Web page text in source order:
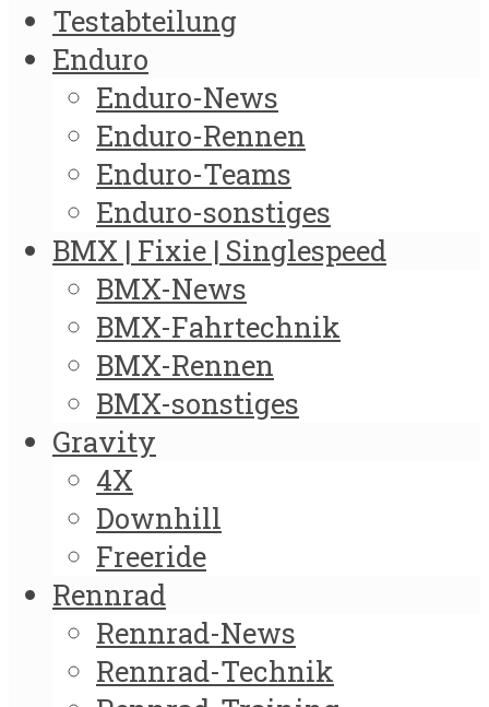
Testabteilung
Enduro
Enduro-News
Enduro-Rennen
Enduro-Teams
Enduro-sonstiges
BMX | Fixie | Singlespeed
BMX-News
BMX-Fahrtechnik
BMX-Rennen
BMX-sonstiges
Gravity
4X
Downhill
Freeride
Rennrad
Rennrad-News
Rennrad-Technik